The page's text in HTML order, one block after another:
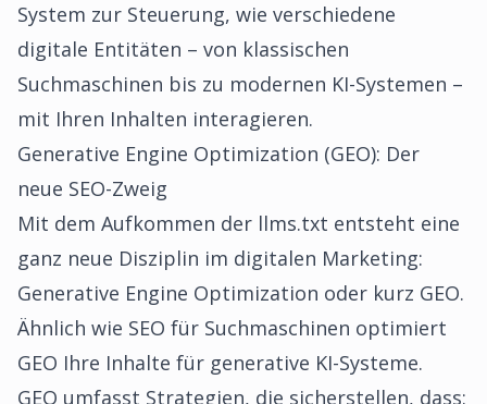
System zur Steuerung, wie verschiedene
digitale Entitäten – von klassischen
Suchmaschinen bis zu modernen KI-Systemen –
mit Ihren Inhalten interagieren.
Generative Engine Optimization (GEO): Der
neue SEO-Zweig
Mit dem Aufkommen der llms.txt entsteht eine
ganz neue Disziplin im digitalen Marketing:
Generative Engine Optimization oder kurz GEO.
Ähnlich wie SEO für Suchmaschinen optimiert
GEO Ihre Inhalte für generative KI-Systeme.
GEO umfasst Strategien, die sicherstellen, dass: